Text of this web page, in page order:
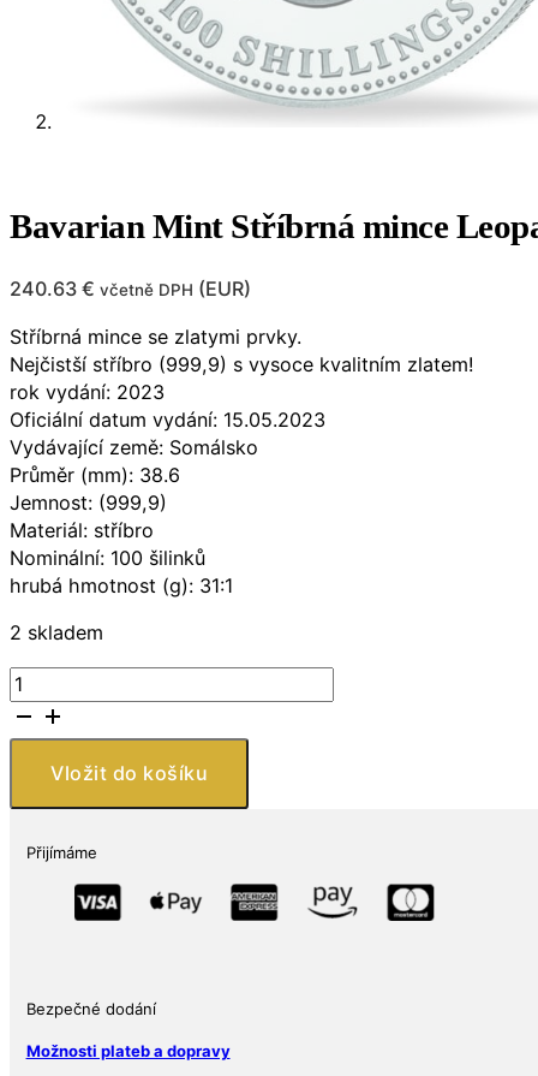
Bavarian Mint Stříbrná mince
240.63 € včetně DPH (EUR)
Stříbrná mince se zlatymi prvky.
Nejčistší stříbro (999,9) s vysoce kvalitním zlatem!
rok vydání: 2023
Oficiální datum vydání: 15.05.2023
Vydávající země: Somálsko
Průměr (mm): 38.6
Jemnost: (999,9)
Materiál: stříbro
Nominální: 100 šilinků
hrubá hmotnost (g): 31:1
2 skladem
Bavarian
Mint
Stříbrná
mince
African
Wildlife
množství
Vložit do košíku
Přijímáme
Bezpečné dodání
Možnosti plateb a dopravy